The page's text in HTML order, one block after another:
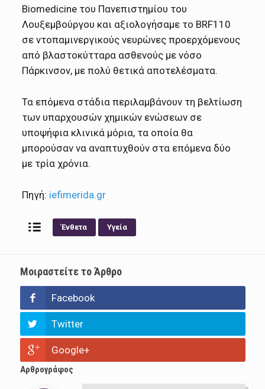
Biomedicine του Πανεπιστημίου του
Λουξεμβούργου και αξιολογήσαμε το BRF110
σε ντοπαμινεργικούς νευρώνες προερχόμενους
από βλαστοκύτταρα ασθενούς με νόσο
Πάρκινσον, με πολύ θετικά αποτελέσματα.
Τα επόμενα στάδια περιλαμβάνουν τη βελτίωση
των υπαρχουσών χημικών ενώσεων σε
υποψήφια κλινικά μόρια, τα οποία θα
μπορούσαν να αναπτυχθούν στα επόμενα δύο
με τρία χρόνια.
Πηγή: iefimerida.gr
Ένθετα Υγεία
Μοιραστείτε το Άρθρο
Facebook
Twitter
Google+
Αρθρογράφος